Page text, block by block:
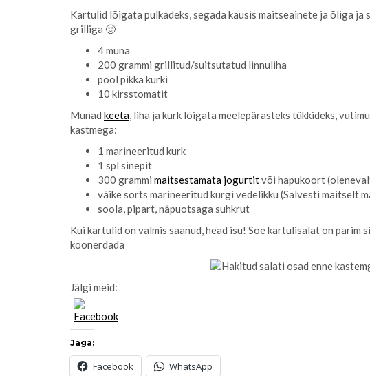
Kartulid lõigata pulkadeks, segada kausis maitseainete ja õliga
grilliga 🙂
4 muna
200 grammi grillitud/suitsutatud linnuliha
pool pikka kurki
10 kirsstomatit
Munad keeta, liha ja kurk lõigata meelepärasteks tükkideks,
kastmega:
1 marineeritud kurk
1 spl sinepit
300 grammi maitsestamata jogurtitvõi hapukoort
väike sorts marineeritud kurgi vedelikku (Salvesti maitselt
soola, pipart, näpuotsaga suhkrut
Kui kartulid on valmis saanud, head isu! Soe kartulisalat on
koonerdada
Jälgi meid:
Jaga:
Facebook WhatsApp